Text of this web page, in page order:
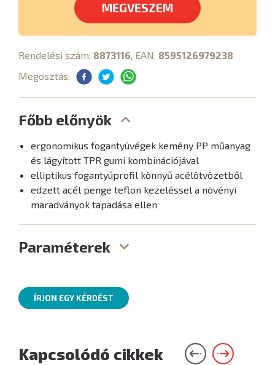
MEGVESZEM
Rendelési szám: 8873116, EAN: 8595126979238
Megosztás:
Főbb előnyök
ergonomikus fogantyúvégek kemény PP műanyag
és lágyított TPR gumi kombinációjával
elliptikus fogantyúprofil könnyű acélötvözetből
edzett acél penge teflon kezeléssel a növényi
maradványok tapadása ellen
Paraméterek
ÍRJON EGY KÉRDÉST
Kapcsolódó cikkek